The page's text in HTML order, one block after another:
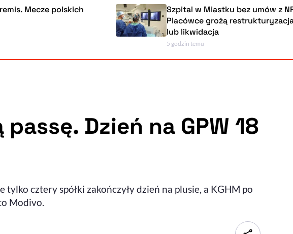
Deklaracja dostępności, otwiera się w nowym oknie
Zgłoś problem
, otwiera się w
polskich
Szpital w Miastku bez umów z NFZ.
Placówce grożą restrukturyzacja,
lub likwidacja
5 godzin temu
Dzień na GPW 18
cztery spółki zakończyły dzień na plusie, a KGHM po
Modivo.